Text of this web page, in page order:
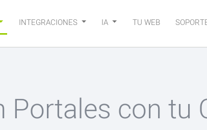
INTEGRACIONES IA TU WEB
Portales con tu